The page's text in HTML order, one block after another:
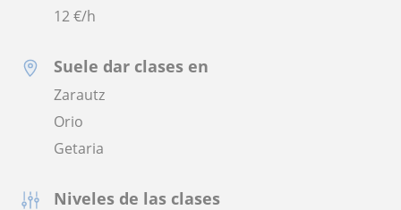
12€/h
Suele dar clases en
Zarautz
Orio
Getaria
Niveles de las clases